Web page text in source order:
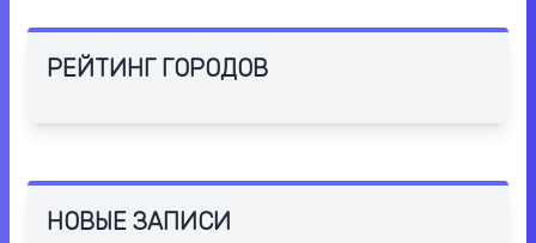
РЕЙТИНГ ГОРОДОВ
НОВЫЕ ЗАПИСИ